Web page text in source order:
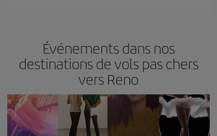
Événements dans nos
destinations de vols pas chers
vers Reno